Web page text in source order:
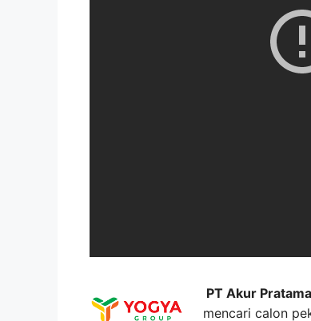
PT Akur Pratama
mencari calon